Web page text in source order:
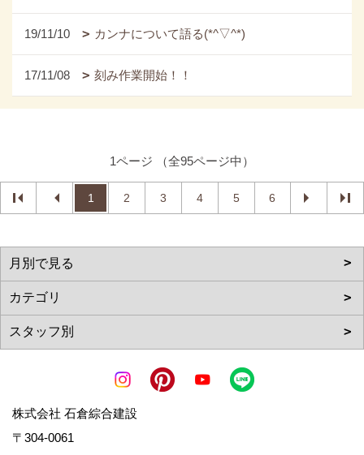
19/11/10 カンナについて語る(*^▽^*)
17/11/08 刻み作業開始！！
1ページ （全95ページ中）
1 2 3 4 5 6
株式会社 石倉綜合建設
〒304-0061